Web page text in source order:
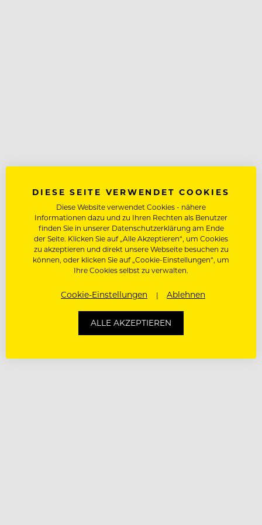
DIESE SEITE VERWENDET COOKIES
Diese Website verwendet Cookies - nähere
Informationen dazu und zu Ihren Rechten als Benutzer
finden Sie in unserer Datenschutzerklärung am Ende
der Seite. Klicken Sie auf „Alle Akzeptieren“, um Cookies
zu akzeptieren und direkt unsere Webseite besuchen zu
können, oder klicken Sie auf „Cookie-Einstellungen“, um
Ihre Cookies selbst zu verwalten.
Cookie-Einstellungen Ablehnen
ALLE AKZEPTIEREN